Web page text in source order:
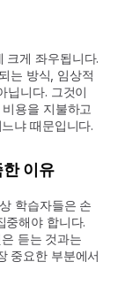
크게 좌우됩니다.
는 방식, 임상적
닙니다. 그것이
용을 지불하고
냐 때문입니다.
이유
학습자들은 손
중해야 합니다.
듣는 것과는
중요한 부분에서